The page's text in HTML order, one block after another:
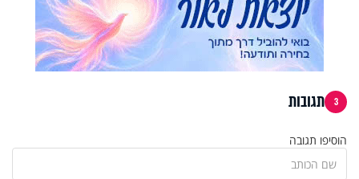
3 תגובות
הוסיפו תגובה